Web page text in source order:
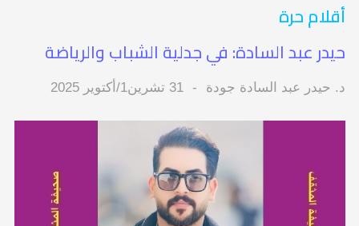
أقلام حرة
حيدر عبد السادة: في جدلية الشباب والرياضة
د. حيدر عبد السادة جودة 31 تشرين1/أكتوير 2025